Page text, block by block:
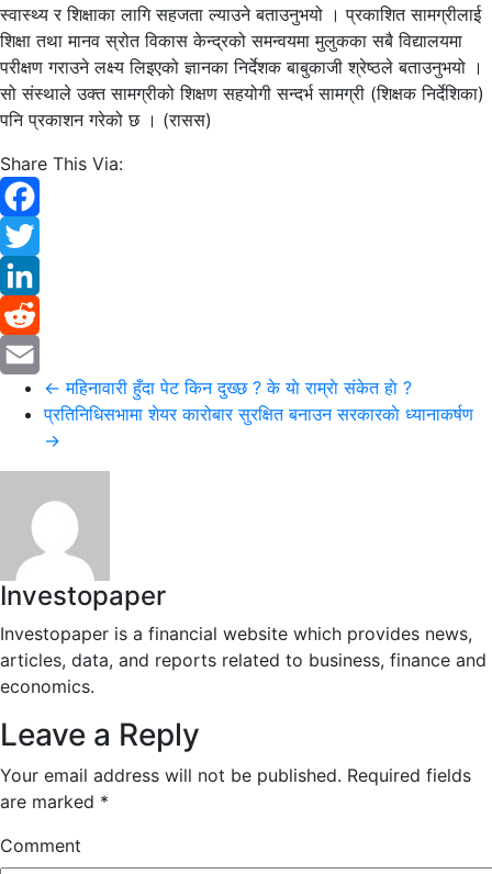
स्वास्थ्य र शिक्षाका लागि सहजता ल्याउने बताउनुभयो । प्रकाशित सामग्रीलाई
शिक्षा तथा मानव स्रोत विकास केन्द्रको समन्वयमा मुलुकका सबै विद्यालयमा
परीक्षण गराउने लक्ष्य लिइएको ज्ञानका निर्देशक बाबुकाजी श्रेष्ठले बताउनुभयो ।
सो संस्थाले उक्त सामग्रीको शिक्षण सहयोगी सन्दर्भ सामग्री (शिक्षक निर्देशिका)
पनि प्रकाशन गरेको छ । (रासस)
Share This Via:
Facebook
Twitter
LinkedIn
Reddit
Email ← महिनावारी हुँदा पेट किन दुख्छ ? के याे राम्राे संकेत हाे ?
प्रतिनिधिसभामा शेयर कारोबार सुरक्षित बनाउन सरकारकाे ध्यानाकर्षण
→
Investopaper
Investopaper is a financial website which provides news,
articles, data, and reports related to business, finance and
economics.
Leave a Reply
Your email address will not be published. Required fields
are marked *
Comment